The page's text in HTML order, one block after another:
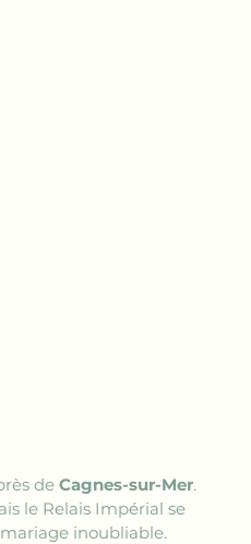
de Cagnes-sur-Mer.
le Relais Impérial se
inoubliable.